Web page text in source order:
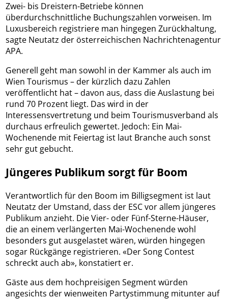
Zwei- bis Dreistern-Betriebe können
überdurchschnittliche Buchungszahlen vorweisen. Im
Luxusbereich registriere man hingegen Zurückhaltung,
sagte Neutatz der österreichischen Nachrichtenagentur
APA.
Generell geht man sowohl in der Kammer als auch im
Wien Tourismus – der kürzlich dazu Zahlen
veröffentlicht hat – davon aus, dass die Auslastung bei
rund 70 Prozent liegt. Das wird in der
Interessensvertretung und beim Tourismusverband als
durchaus erfreulich gewertet. Jedoch: Ein Mai-
Wochenende mit Feiertag ist laut Branche auch sonst
sehr gut gebucht.
Jüngeres Publikum sorgt für Boom
Verantwortlich für den Boom im Billigsegment ist laut
Neutatz der Umstand, dass der ESC vor allem jüngeres
Publikum anzieht. Die Vier- oder Fünf-Sterne-Häuser,
die an einem verlängerten Mai-Wochenende wohl
besonders gut ausgelastet wären, würden hingegen
sogar Rückgänge registrieren. «Der Song Contest
schreckt auch ab», konstatiert er.
Gäste aus dem hochpreisigen Segment würden
angesichts der wienweiten Partystimmung mitunter auf